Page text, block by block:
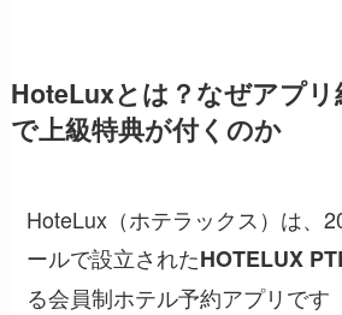
HoteLuxとは？なぜアプ
で上級特典が付くのか
HoteLux（ホテラックス）は、
ールで設立されたHOTELUX
る会員制ホテル予約アプリです